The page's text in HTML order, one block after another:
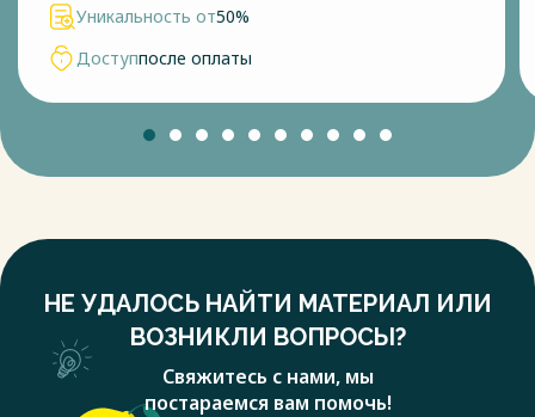
Уникальность от50%
Доступпосле оплаты
НЕ УДАЛОСЬ НАЙТИ МАТЕРИАЛ ИЛИ
ВОЗНИКЛИ ВОПРОСЫ?
Свяжитесь с нами, мы
постараемся вам помочь!